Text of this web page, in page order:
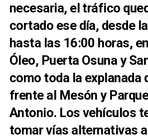
necesaria, el tráfico
cortado ese día, desde
hasta las 16:00 horas,
Óleo, Puerta Osuna y
como toda la explanada
frente al Mesón y
Antonio. Los vehículos
tomar vías alternativas